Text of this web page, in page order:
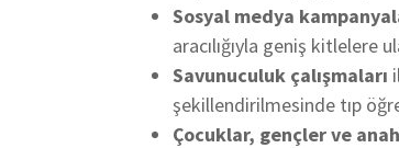
Sosyal medya
aracılığıyla geniş kitlelere
Savunuculuk çalışmaları
şekillendirilmesinde tıp
Çocuklar, gençler ve